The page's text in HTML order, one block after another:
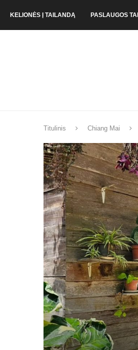
KELIONĖS Į TAILANDĄ PASLAUGOS
Titulinis Chiang Mai